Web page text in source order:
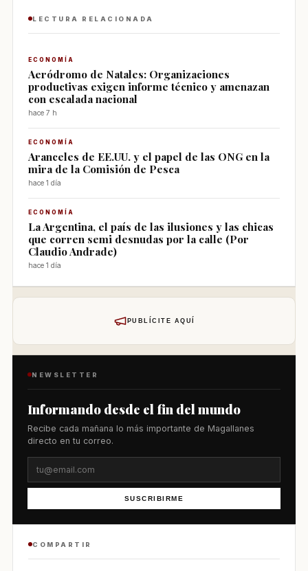
LECTURA RELACIONADA
ECONOMÍA
Aeródromo de Natales: Organizaciones
productivas exigen informe técnico y amenazan
con escalada nacional
hace 7 h
ECONOMÍA
Aranceles de EE.UU. y el papel de las ONG en la
mira de la Comisión de Pesca
hace 1 día
ECONOMÍA
La Argentina, el país de las ilusiones y las chicas
que corren semi desnudas por la calle (Por
Claudio Andrade)
hace 1 día
PUBLÍCITE AQUÍ
NEWSLETTER
Informando desde el fin del mundo
Recibe cada mañana lo más importante de Magallanes
directo en tu correo.
SUSCRIBIRME
COMPARTIR